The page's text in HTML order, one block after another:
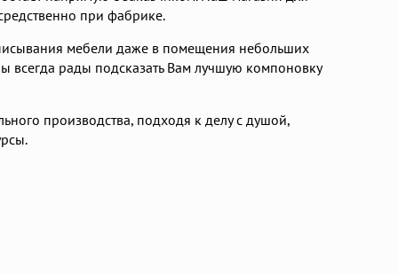
при фабрике.
мебели даже в помещения небольших
рады подсказать Вам лучшую компоновку
производства, подходя к делу с душой,